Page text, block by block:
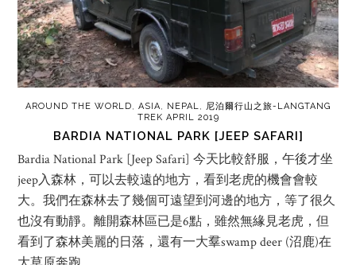
AROUND THE WORLD, ASIA, NEPAL, 尼泊爾行山之旅-LANGTANG
TREK APRIL 2019
BARDIA NATIONAL PARK [JEEP SAFARI]
Bardia National Park [Jeep Safari] 今天比較舒服，午後才坐
jeep入森林，可以去較遠的地方，看到老虎的機會會較
大。我們在森林去了幾個可遠望到河邊的地方，等了很久
也沒有動靜。離開森林區已是6點，雖然無緣見老虎，但
看到了森林美麗的日落，還有一大羣swamp deer (沼鹿)在